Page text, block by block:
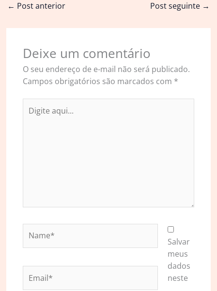
← Post anterior Post seguinte →
Deixe um comentário
O seu endereço de e-mail não será publicado.
Campos obrigatórios são marcados com *
aqui...
Salvar
meus
dados
neste